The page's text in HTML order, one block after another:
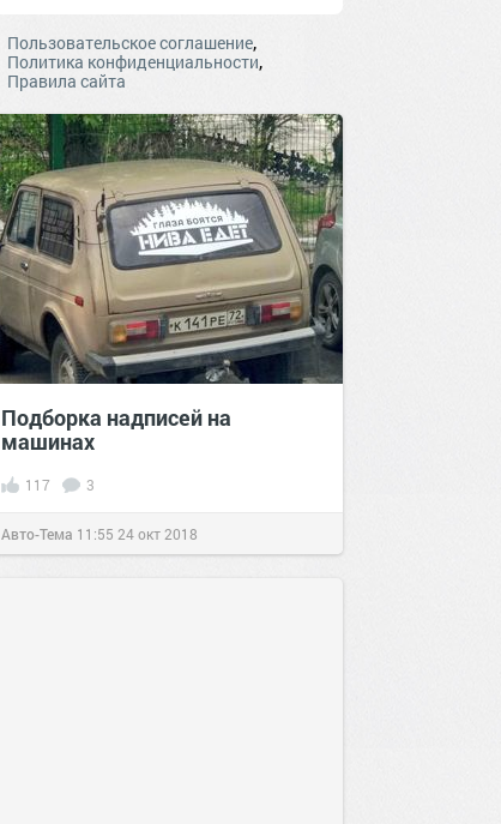
Пользовательское соглашение,
Политика конфиденциальности,
Правила сайта
Подборка надписей на
машинах
117 3
Авто-Тема 11:55 24 окт 2018